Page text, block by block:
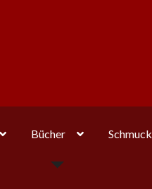
Bücher Schmuck